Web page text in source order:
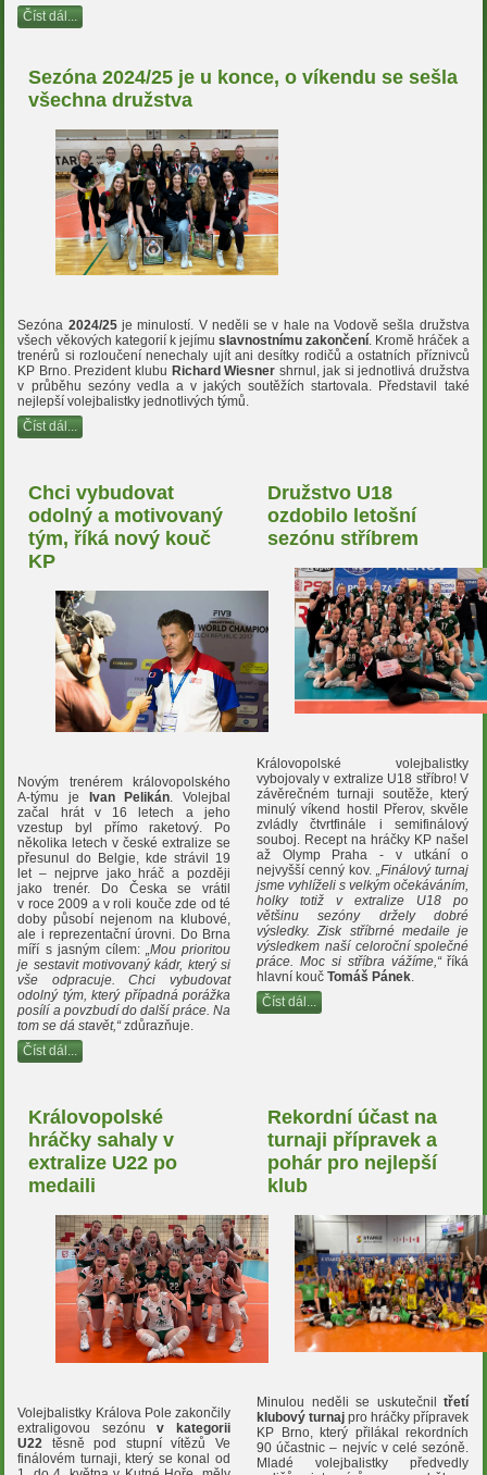
Číst dál...
Sezóna 2024/25 je u konce, o víkendu se sešla
všechna družstva
Sezóna 2024/25je minulostí. V neděli se v hale na Vodově sešla družstva
všech věkových kategorií k jejímuslavnostnímu zakončení. Kromě hráček a
trenérů si rozloučení nenechaly ujít ani desítky rodičů a ostatních příznivců
KP Brno. Prezident klubu Richard Wiesner shrnul, jak si jednotlivá družstva
v průběhu sezóny vedla a v jakých soutěžích startovala. Představil také
nejlepší volejbalistky jednotlivých týmů.
Číst dál...
Chci vybudovat
odolný a motivovaný
tým, říká nový kouč
KP
Novým trenérem královopolského
A-týmu je
Ivan Pelikán. Volejbal
začal hrát v 16 letech a jeho
vzestup byl přímo raketový. Po
několika letech v české extralize se
přesunul do Belgie, kde strávil 19
let – nejprve jako hráč a později
jako trenér. Do Česka se vrátil
v roce 2009 a v roli kouče zde od té
doby působí nejenom na klubové,
ale i reprezentační úrovni. Do Brna
míří s jasným cílem: „Mou prioritou
je sestavit motivovaný kádr, který si
vše odpracuje. Chci vybudovat
odolný tým, který případná porážka
posílí a povzbudí do další práce. Na
tom se dá stavět,“zdůrazňuje.
Číst dál...
Družstvo U18
ozdobilo letošní
sezónu stříbrem
Královopolské volejbalistky
vybojovaly v extralize U18 stříbro! V
závěrečném turnaji soutěže, který
minulý víkend hostil Přerov, skvěle
zvládly čtvrtfinále i semifinálový
souboj. Recept na hráčky KP našel
až Olymp Praha - v utkání o
nejvyšší cenný kov.„Finálový turnaj
jsme vyhlíželi s velkým očekáváním,
holky totiž v extralize U18 po
většinu sezóny držely dobré
výsledky. Zisk stříbrné medaile je
výsledkem naší celoroční společné
práce. Moc si stříbra vážíme,“říká
hlavní kouč Tomáš Pánek.
Číst dál...
Královopolské
hráčky sahaly v
extralize U22 po
medaili
Volejbalistky Králova Pole zakončily
extraligovou sezónuv kategorii
U22 těsně pod stupní vítězů Ve
finálovém turnaji, který se konal od
Rekordní účast na
turnaji přípravek a
pohár pro nejlepší
klub
Minulou neděli se uskutečniltřetí
klubový turnaj pro hráčky přípravek
KP Brno, který přilákal rekordních
90 účastnic – nejvíc v celé sezóně.
Mladé volejbalistky předvedly